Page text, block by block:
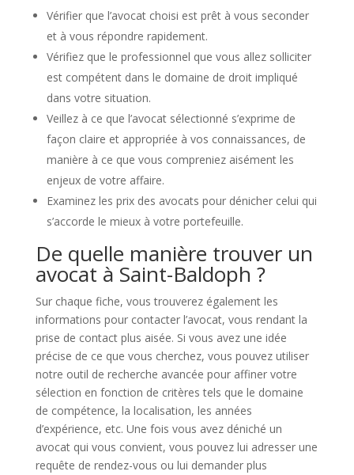
Vérifier que l’avocat choisi est prêt à vous seconder
et à vous répondre rapidement.
Vérifiez que le professionnel que vous allez solliciter
est compétent dans le domaine de droit impliqué
dans votre situation.
Veillez à ce que l’avocat sélectionné s’exprime de
façon claire et appropriée à vos connaissances, de
manière à ce que vous compreniez aisément les
enjeux de votre affaire.
Examinez les prix des avocats pour dénicher celui qui
s’accorde le mieux à votre portefeuille.
De quelle manière trouver un
avocat à Saint-Baldoph ?
Sur chaque fiche, vous trouverez également les
informations pour contacter l’avocat, vous rendant la
prise de contact plus aisée. Si vous avez une idée
précise de ce que vous cherchez, vous pouvez utiliser
notre outil de recherche avancée pour affiner votre
sélection en fonction de critères tels que le domaine
de compétence, la localisation, les années
d’expérience, etc. Une fois vous avez déniché un
avocat qui vous convient, vous pouvez lui adresser une
requête de rendez-vous ou lui demander plus